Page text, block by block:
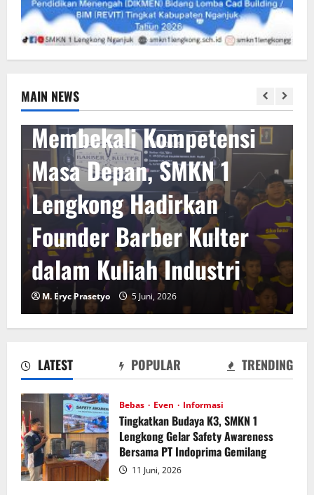
MAIN NEWS
Bebas
Membekali Kompetensi
Masa Depan, SMKN 1
Lengkong Hadirkan
Founder Barber Kulter
dalam Kuliah Industri
M. Eryc Prasetyo 5 Juni, 2026
LATEST POPULAR TRENDING
Bebas Even Informasi
Tingkatkan Budaya K3, SMKN 1
Lengkong Gelar Safety Awareness
Bersama PT Indoprima Gemilang
11 Juni, 2026